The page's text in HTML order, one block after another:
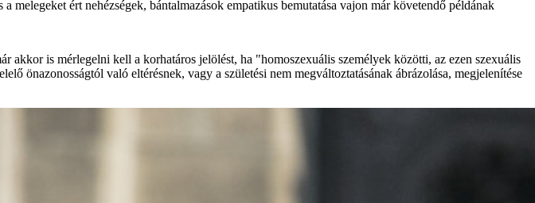
ért nehézségek, bántalmazások empatikus bemutatása vajon már követendő példának
akkor is mérlegelni kell a korhatáros jelölést, ha "homoszexuális személyek közötti, az ezen szexuális
önazonosságtól való eltérésnek, vagy a születési nem megváltoztatásának ábrázolása, megjelenítése